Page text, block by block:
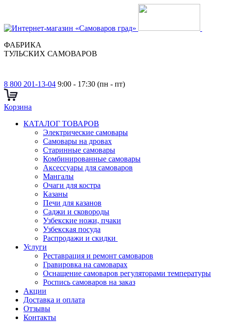
ФАБРИКА
ТУЛЬСКИХ САМОВАРОВ
8 800 201-13-04 9:00 - 17:30 (пн - пт)
Корзина
КАТАЛОГ ТОВАРОВ
Электрические самовары
Cамовары на дровах
Старинные самовары
Комбинированные самовары
Аксессуары для самоваров
Мангалы
Очаги для костра
Казаны
Печи для казанов
Саджи и сковороды
Узбекские ножи, пчаки
Узбекская посуда
Распродажи и скидки
Услуги
Реставрация и ремонт самоваров
Гравировка на самоварах
Оснащение самоваров регуляторами температуры
Роспись самоваров на заказ
Акции
Доставка и оплата
Отзывы
Контакты